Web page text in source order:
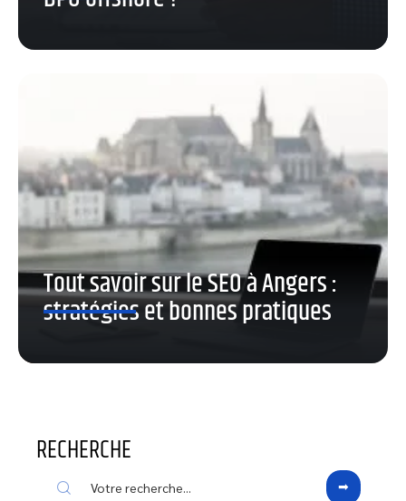
Tout savoir sur le SEO à Angers :
stratégies et bonnes pratiques
RECHERCHE